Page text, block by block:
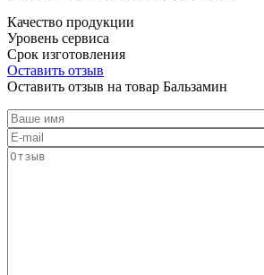
Качество продукции
Уровень сервиса
Срок изготовления
Оставить отзыв
Оставить отзыв на товар Бальзамин